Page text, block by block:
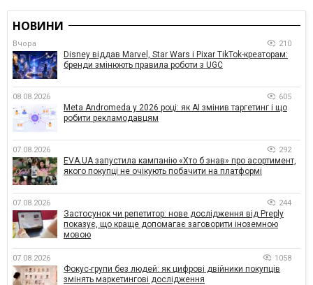
НОВИНИ
Вчора 210
Disney віддав Marvel, Star Wars і Pixar TikTok-креаторам:
бренди змінюють правила роботи з UGC
08.08.2026 605
Meta Andromeda у 2026 році: як AI змінив таргетинг і що
робити рекламодавцям
07.08.2026 292
EVA.UA запустила кампанію «Хто б знав» про асортимент,
якого покупці не очікують побачити на платформі
07.08.2026 244
Застосунок чи репетитор: нове дослідження від Preply
показує, що краще допомагає заговорити іноземною
мовою
07.08.2026 1058
Фокус-групи без людей: як цифрові двійники покупців
змінять маркетингові дослідження